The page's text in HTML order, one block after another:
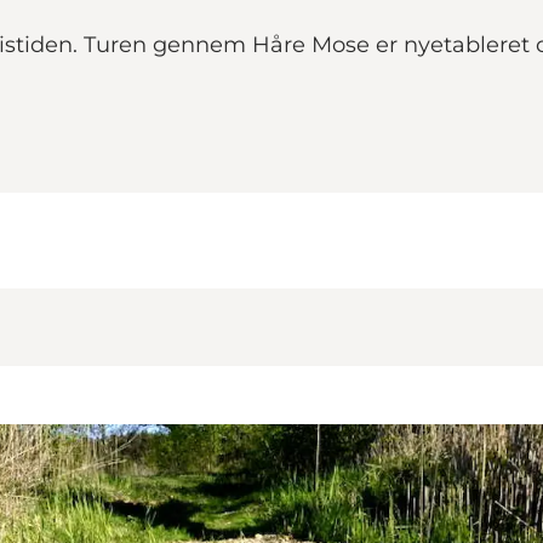
Turen gennem Håre Mose er